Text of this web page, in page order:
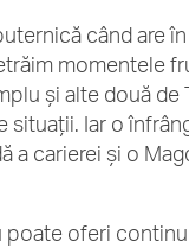
când are
momentele
și alte două
Iar o
a carierei și o
oferi